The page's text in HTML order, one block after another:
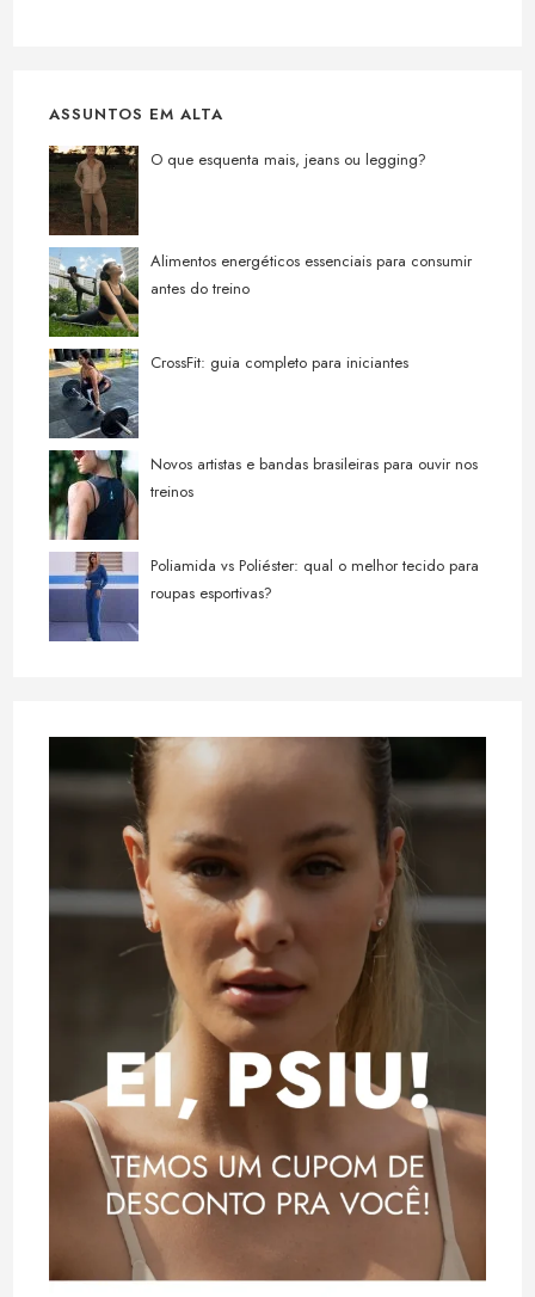
ASSUNTOS EM ALTA
O que esquenta mais, jeans ou legging?
Alimentos energéticos essenciais para consumir
antes do treino
CrossFit: guia completo para iniciantes
Novos artistas e bandas brasileiras para ouvir nos
treinos
Poliamida vs Poliéster: qual o melhor tecido para
roupas esportivas?